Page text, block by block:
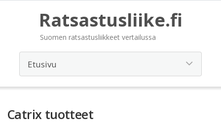
Ratsastusliike.fi
Suomen ratsastusliikkeet vertailussa
Catrix tuotteet